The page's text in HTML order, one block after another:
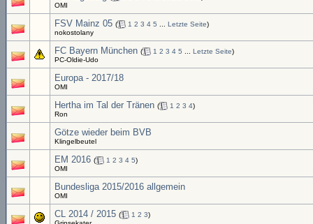
OMI
FSV Mainz 05 ( 1 2 3 4 5 Letzte Seite)
nokostolany
FC Bayern München ( 1 2 3 4 5 Letzte Seite)
PC-Oldie-Udo
Europa - 2017/18
OMI
Hertha im Tal der Tränen ( 1 2 3 4)
Ron
Götze wieder beim BVB
Klingelbeutel
EM 2016 ( 1 2 3 4 5)
OMI
Bundesliga 2015/2016 allgemein
OMI
CL 2014 / 2015 ( 1 2 3)